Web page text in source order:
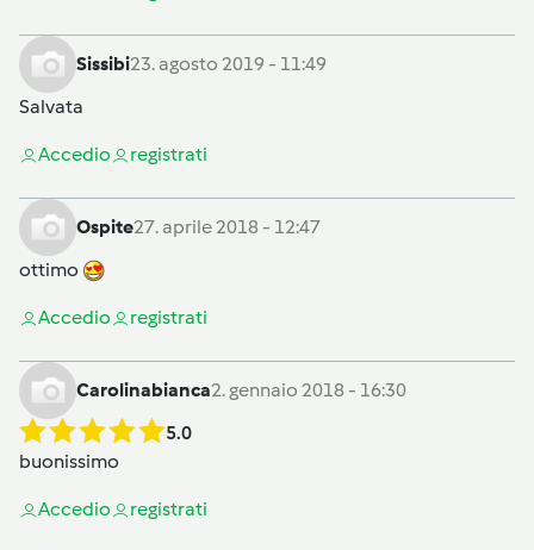
Sissibi23. agosto 2019 - 11:49
Salvata
Accedio registrati
Ospite27. aprile 2018 - 12:47
ottimo
Accedio registrati
Carolinabianca2. gennaio 2018 - 16:30
5.0
buonissimo
Accedio registrati